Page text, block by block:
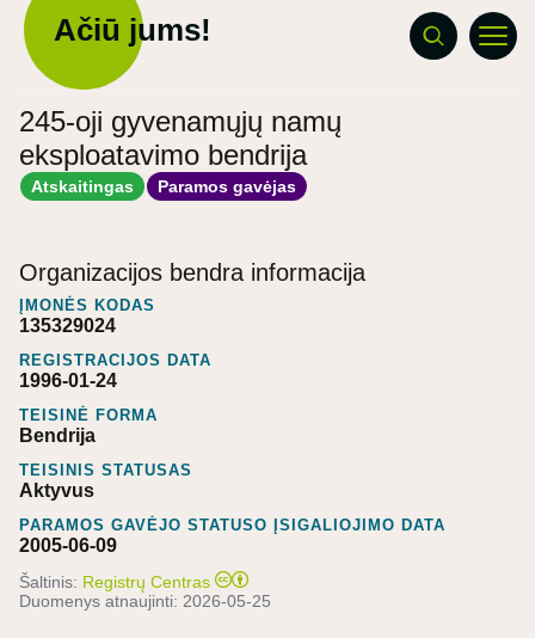
Ačiū jums!
245-oji gyvenamųjų namų
eksploatavimo bendrija
Atskaitingas Paramos gavėjas
Organizacijos bendra informacija
ĮMONĖS KODAS
135329024
REGISTRACIJOS DATA
1996-01-24
TEISINĖ FORMA
Bendrija
TEISINIS STATUSAS
Aktyvus
PARAMOS GAVĖJO STATUSO ĮSIGALIOJIMO DATA
2005-06-09
Šaltinis: Registrų Centras
Duomenys atnaujinti: 2026-05-25